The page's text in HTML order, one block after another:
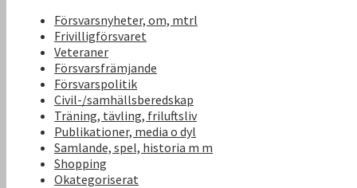
Försvarsnyheter, om, mtrl
Frivilligförsvaret
Veteraner
Försvarsfrämjande
Försvarspolitik
Civil-/samhällsberedskap
Träning, tävling, friluftsliv
Publikationer, media o dyl
Samlande, spel, historia m m
Shopping
Okategoriserat